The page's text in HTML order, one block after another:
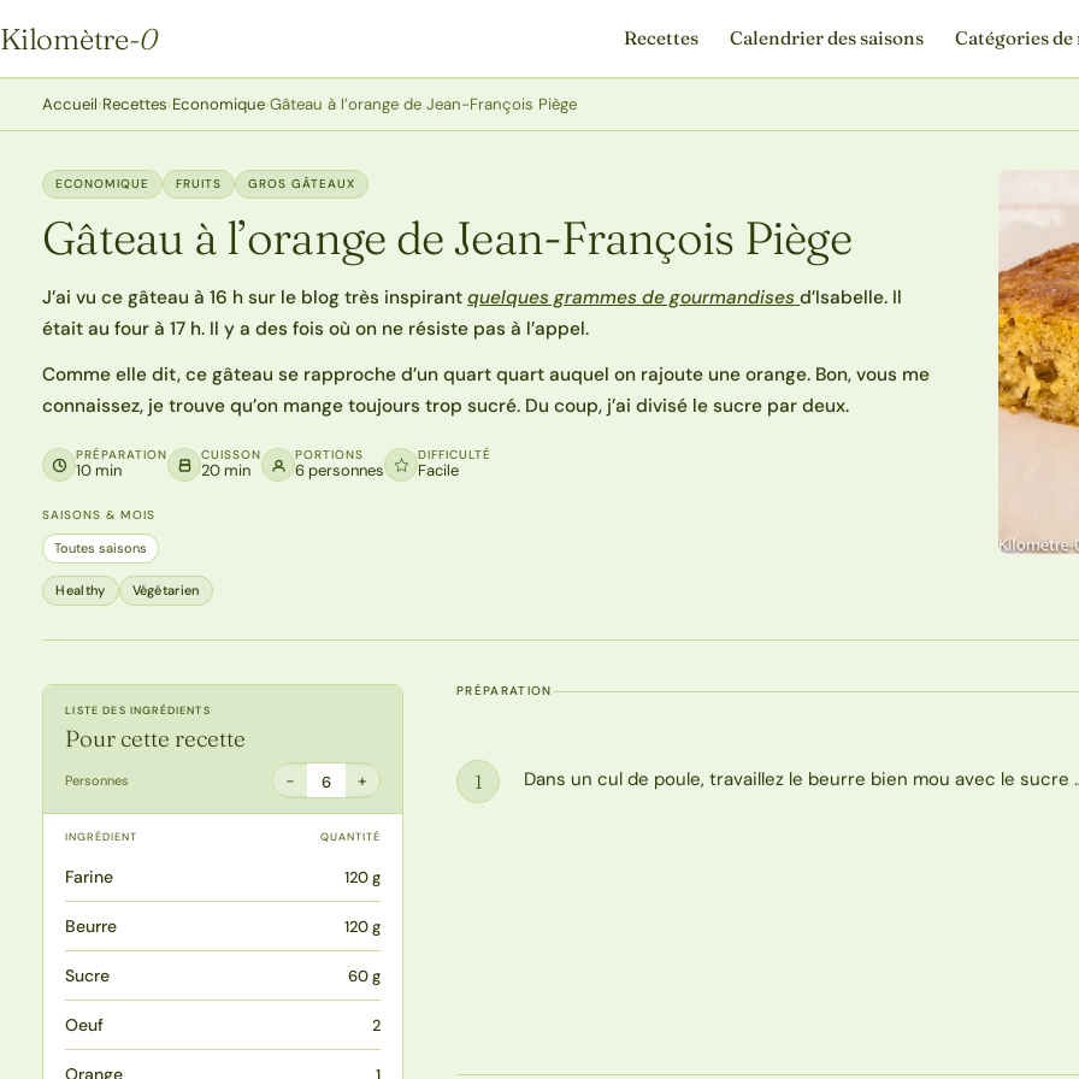
Kilomètre-0
Kilomètre-0
Recettes Calendrier des saisons Catégories
Accueil›Recettes›Economique›Gâteau à l’orange de Jean-François Piège
ECONOMIQUE FRUITS GROS GÂTEAUX
Gâteau à l’orange de Jean-François Piège
J’ai vu ce gâteau à 16 h sur le blog très inspirantquelques grammes de gourmandises d’Isabelle. Il
était au four à 17 h. Il y a des fois où on ne résiste pas à l’appel.
Comme elle dit, ce gâteau se rapproche d’un quart quart auquel on rajoute une orange. Bon, vous me
connaissez, je trouve qu’on mange toujours trop sucré. Du coup, j’ai divisé le sucre par deux.
PRÉPARATION
10 min
CUISSON
20 min
PORTIONS
6 personnes
DIFFICULTÉ
Facile
SAISONS & MOIS
Toutes saisons
Healthy Végétarien
LISTE DES INGRÉDIENTS
Pour cette recette
Personnes − 6 +
INGRÉDIENT QUANTITÉ
Farine 120 g
Beurre 120 g
Sucre 60 g
Oeuf 2
Orange 1
PRÉPARATION
Étape
1 Dans un cul de poule, travaillez le beurre bien mou avec le sucre